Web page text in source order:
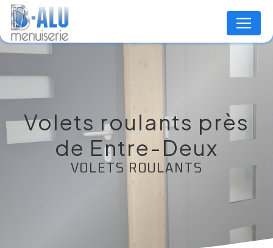
Volets roulants près
de Entre-Deux
VOLETS ROULANTS
Panneau de gestion des cookies